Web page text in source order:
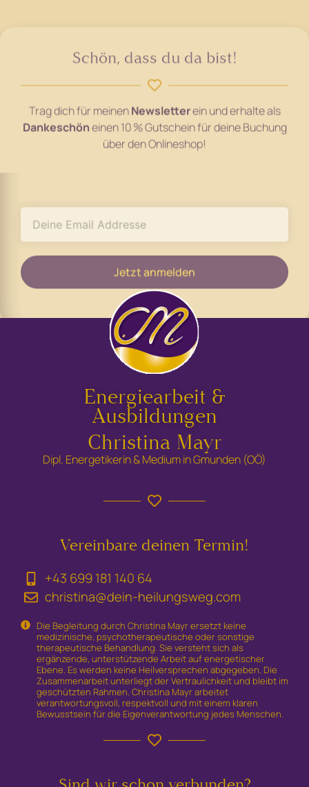
Schön, dass du da bist!
Trag dich für meinenNewsletterein und erhalte als
Dankeschöneinen 10 % Gutschein für deine Buchung
über den Onlineshop!
Jetzt anmelden
Energiearbeit &
Ausbildungen
Christina Mayr
Dipl. Energetikerin & Medium in Gmunden (OÖ)
Vereinbare deinen Termin!
+43 699 181 140 64
christina@dein-heilungsweg.com
Die Begleitung durch Christina Mayr ersetzt keine
medizinische, psychotherapeutische oder sonstige
therapeutische Behandlung. Sie versteht sich als
ergänzende, unterstützende Arbeit auf energetischer
Ebene. Es werden keine Heilversprechen abgegeben. Die
Zusammenarbeit unterliegt der Vertraulichkeit und bleibt im
geschützten Rahmen. Christina Mayr arbeitet
verantwortungsvoll, respektvoll und mit einem klaren
Bewusstsein für die Eigenverantwortung jedes Menschen.